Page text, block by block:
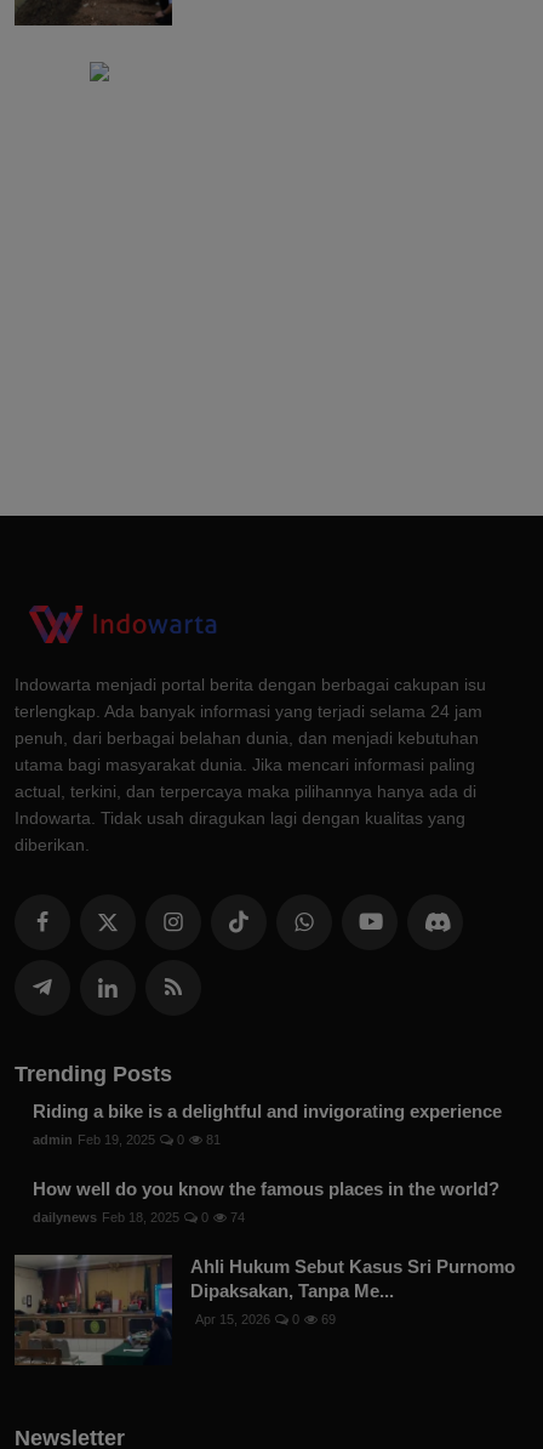
Indowarta menjadi portal berita dengan berbagai cakupan isu
terlengkap. Ada banyak informasi yang terjadi selama 24 jam
penuh, dari berbagai belahan dunia, dan menjadi kebutuhan
utama bagi masyarakat dunia. Jika mencari informasi paling
actual, terkini, dan terpercaya maka pilihannya hanya ada di
Indowarta. Tidak usah diragukan lagi dengan kualitas yang
diberikan.
Trending Posts
Riding a bike is a delightful and invigorating experience
admin Feb 19, 2025 0 81
How well do you know the famous places in the world?
dailynews Feb 18, 2025 0 74
Ahli Hukum Sebut Kasus Sri Purnomo
Dipaksakan, Tanpa Me...
Apr 15, 2026 0 69
Newsletter